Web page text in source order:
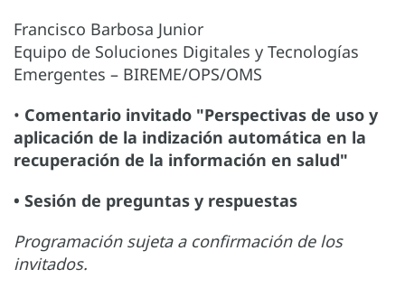
Francisco Barbosa Junior
Equipo de Soluciones Digitales y Tecnologías
Emergentes – BIREME/OPS/OMS
• Comentario invitado "Perspectivas de uso y
aplicación de la indización automática en la
recuperación de la información en salud"
• Sesión de preguntas y respuestas
Programación sujeta a confirmación de los
invitados.